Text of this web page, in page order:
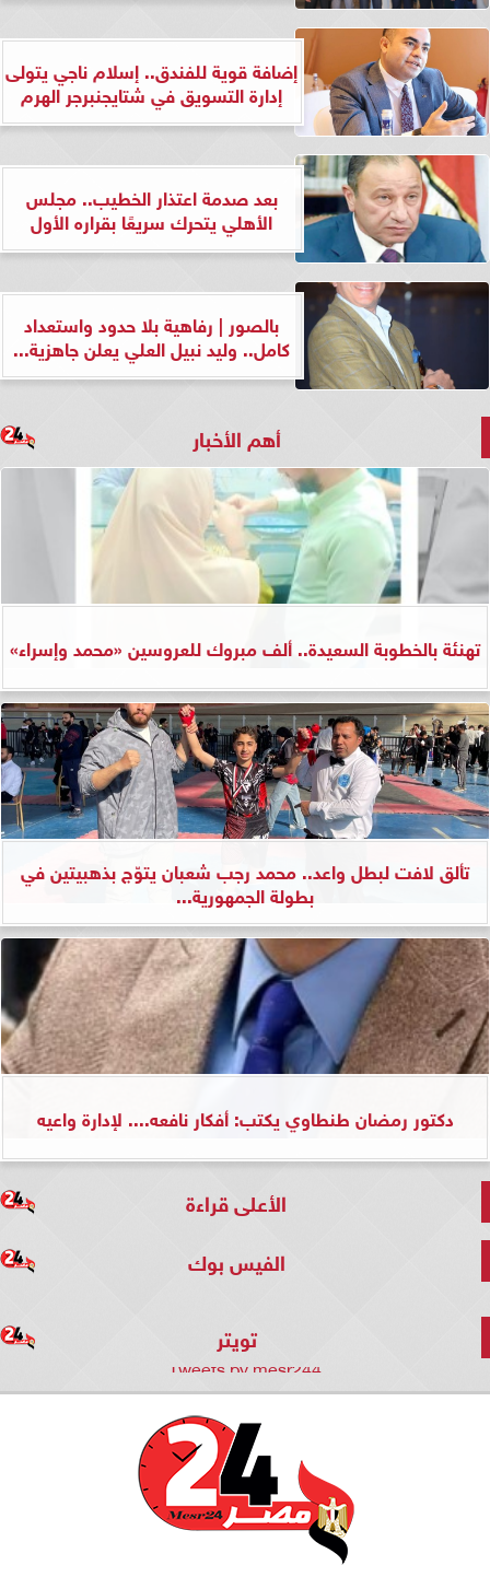
إضافة قوية للفندق.. إسلام ناجي يتولى
إدارة التسويق في شتايجنبرجر الهرم
بعد صدمة اعتذار الخطيب.. مجلس
الأهلي يتحرك سريعًا بقراره الأول
بالصور | رفاهية بلا حدود واستعداد
كامل.. وليد نبيل العلي يعلن جاهزية...
أهم الأخبار
تهنئة بالخطوبة السعيدة.. ألف مبروك للعروسين «محمد وإسراء»
تألق لافت لبطل واعد.. محمد رجب شعبان يتوّج بذهبيتين في
بطولة الجمهورية...
دكتور رمضان طنطاوي يكتب: أفكار نافعه.... لإدارة واعيه
الأعلى قراءة
الفيس بوك
تويتر
Tweets by mesr244